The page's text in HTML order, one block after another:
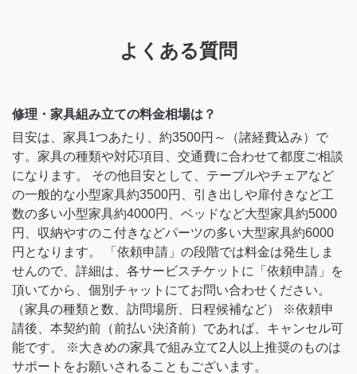
よくある質問
修理・家具組み立ての料金相場は？
目安は、家具1つあたり、約3500円～（諸経費込み）で
す。家具の種類や対応項目、交通費に合わせて都度ご相談
になります。 その他目安として、テーブルやチェアなど
の一般的な小型家具約3500円、引き出しや扉付きなど工
数の多い小型家具約4000円、ベッドなど大型家具約5000
円、収納やすのこ付きなどパーツの多い大型家具約6000
円となります。 「依頼申請」の段階では料金は発生しま
せんので、詳細は、各サービスチケットに「依頼申請」を
頂いてから、個別チャットにてお問い合わせください。
（家具の種類と数、訪問場所、日程候補など） ※依頼申
請後、本契約前（前払い決済前）であれば、キャンセル可
能です。 ※大きめの家具で組み立て2人以上推奨のものは
サポートをお願いされることもございます。